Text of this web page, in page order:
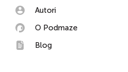
Autori
O Podmaze
Blog